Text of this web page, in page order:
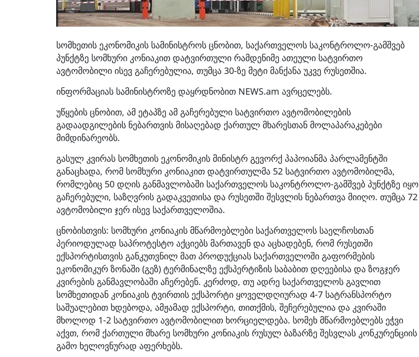
სომხეთის ეკონომიკის სამინისტროს ცნობით, საქართველოს საკონტროლო-გამშვებ
პუნქტზე სომხური კონიაკით დატვირთული რამდენიმე ათეული სატვირთო
ავტომობილი ისევ გაჩერებულია, თუმცა 30-ზე მეტი მანქანა უკვე რუსეთშია.
ინფორმაციას სამინისტროზე დაყრდნობით NEWS.am ავრცელებს.
უწყების ცნობით, ამ ეტაპზე ამ გაჩერებული სატვირთო ავტომობილების
გადაადგილების ნებართვის მისაღებად ქართულ მხარესთან მოლაპარაკებები
მიმდინარეობს.
გასულ კვირას სომხეთის ეკონომიკის მინისტრ გევორქ პაპოიანმა პარლამენტში
განაცხადა, რომ სომხური კონიაკით დატვირთულმა 52 სატვირთო ავტომობილმა,
რომლებიც 50 დღის განმავლობაში საქართველოს საკონტროლო-გამშვებ პუნქტზე იყო
გაჩერებული, საზღვრის გადაკვეთისა და რუსეთში შესვლის ნებართვა მიიღო. თუმცა 72
ავტომობილი ჯერ ისევ საქართველოშია.
ცნობისთვის: სომხური კონიაკის მწარმოებლები საქართველოს საელჩოსთან
პერიოდულად საპროტესტო აქციებს მართავენ და აცხადებენ, რომ რუსეთში
ექსპორტისთვის განკუთვნილ მათ პროდუქციას საქართველოში გაფორმების
ეკონომიკურ ზონაში (გეზ) ტერმინალზე ექსპერტიზის საბაბით დღეებისა და ზოგჯერ
კვირების განმავლობაში აჩერებენ. კერძოდ, თუ ადრე საქართველოს გავლით
სომხეთიდან კონიაკის ტვირთის ექსპორტი ყოველდღიურად 4-7 სატრანსპორტო
საშუალებით ხდებოდა, ამჟამად ექსპორტი, თითქმის, შეჩერებულია და კვირაში
მხოლოდ 1-2 სატვირთო ავტომობილით ხორციელდება. სომეხ მწარმოებლებს ეჭვი
აქვთ, რომ ქართული მხარე სომხური კონიაკის რუსულ ბაზარზე შესვლას კონკურენციის
გამო ხელოვნურად აფერხებს.